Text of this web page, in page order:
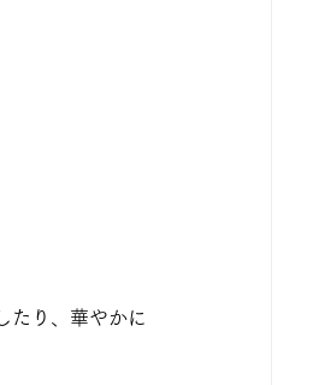
たり、華やかに